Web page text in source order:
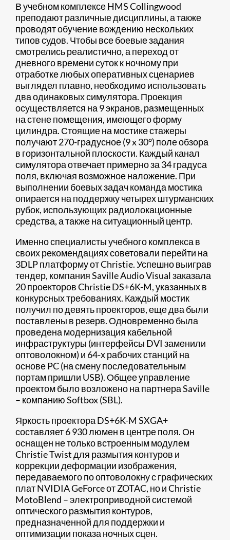
В учебном комплексе HMS Collingwood
преподают различные дисциплины, а также
проводят обучение вождению нескольких
типов судов. Чтобы все боевые задания
смотрелись реалистично, а переход от
дневного времени суток к ночному при
отработке любых оперативных сценариев
выглядел плавно, необходимо использовать
два одинаковых симулятора. Проекция
осуществляется на 9 экранов, размещенных
на стене помещения, имеющего форму
цилиндра. Стоящие на мостике стажеры
получают 270-градусное (9 x 30°) поле обзора
в горизонтальной плоскости. Каждый канал
симулятора отвечает примерно за 34 градуса
поля, включая возможное наложение. При
выполнении боевых задач команда мостика
опирается на поддержку четырех штурманских
рубок, использующих радиолокационные
средства, а также на ситуационный центр.
Именно специалисты учебного комплекса в
своих рекомендациях советовали перейти на
3DLP платформу от Christie. Успешно выиграв
тендер, компания Saville Audio Visual заказала
20 проекторов Christie DS+6K-M, указанных в
конкурсных требованиях. Каждый мостик
получил по девять проекторов, еще два были
поставлены в резерв. Одновременно была
проведена модернизация кабельной
инфраструктуры (интерфейсы DVI заменили
оптоволокном) и 64-х рабочих станций на
основе PC (на смену последовательным
портам пришли USB). Общее управление
проектом было возложено на партнера Saville
– компанию Softbox (SBL).
Яркость проектора DS+6K-M SXGA+
составляет 6 930 люмен в центре поля. Он
оснащен не только встроенным модулем
Christie Twist для размытия контуров и
коррекции деформации изображения,
передаваемого по оптоволокну с графических
плат NVIDIA GeForce от ZOTAC, но и Christie
MotoBlend – электроприводной системой
оптического размытия контуров,
предназначенной для поддержки и
оптимизации показа ночных сцен.